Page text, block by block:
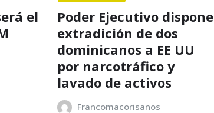
el
Poder Ejecutivo dispone
extradición de dos
dominicanos a EE UU
por narcotráfico y
lavado de activos
Francomacorisanos